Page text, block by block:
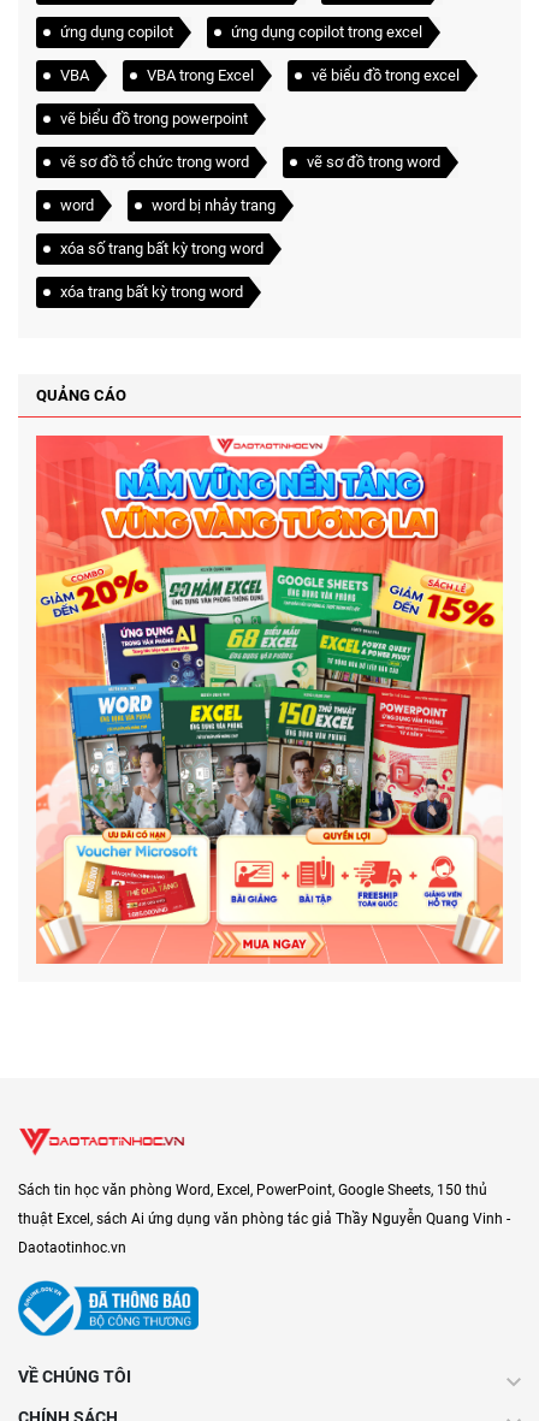
ứng dụng copilot ứng dụng copilot trong excel
VBA VBA trong Excel vẽ biểu đồ trong excel
vẽ biểu đồ trong powerpoint
vẽ sơ đồ tổ chức trong word vẽ sơ đồ trong word
word word bị nhảy trang
xóa số trang bất kỳ trong word
xóa trang bất kỳ trong word
QUẢNG CÁO
Sách tin học văn phòng Word, Excel, PowerPoint, Google Sheets, 150 thủ
thuật Excel, sách Ai ứng dụng văn phòng tác giả Thầy Nguyễn Quang Vinh -
Daotaotinhoc.vn
VỀ CHÚNG TÔI
CHÍNH SÁCH